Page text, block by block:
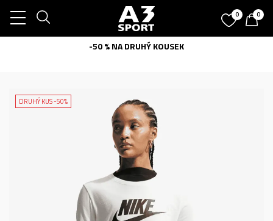
0 0
-50 % NA DRUHÝ KOUSEK
DRUHÝ KUS -50%